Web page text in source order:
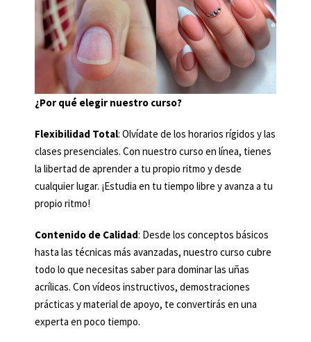
¿Por qué elegir nuestro curso?
Flexibilidad Total: Olvídate de los horarios rígidos y las
clases presenciales. Con nuestro curso en línea, tienes
la libertad de aprender a tu propio ritmo y desde
cualquier lugar. ¡Estudia en tu tiempo libre y avanza a tu
propio ritmo!
Contenido de Calidad: Desde los conceptos básicos
hasta las técnicas más avanzadas, nuestro curso cubre
todo lo que necesitas saber para dominar las uñas
acrílicas. Con vídeos instructivos, demostraciones
prácticas y material de apoyo, te convertirás en una
experta en poco tiempo.